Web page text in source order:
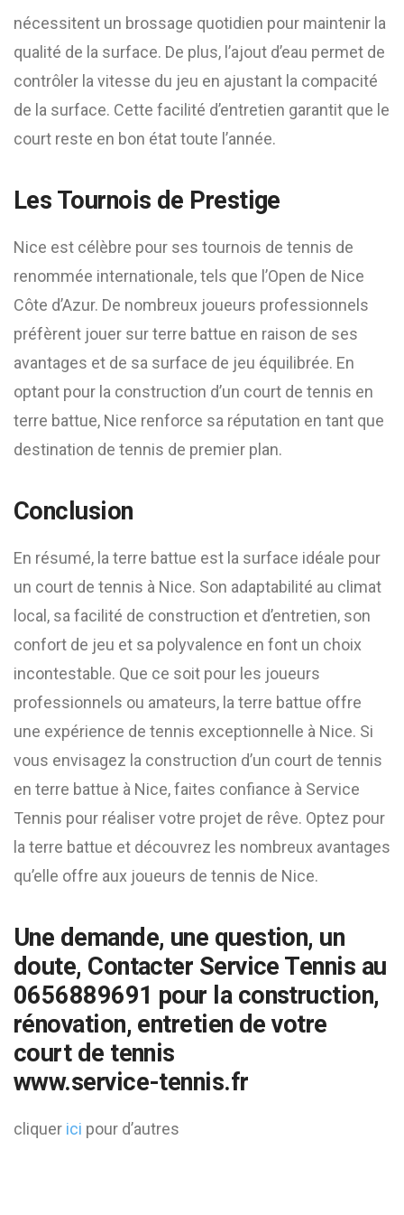
nécessitent un brossage quotidien pour maintenir la
qualité de la surface. De plus, l’ajout d’eau permet de
contrôler la vitesse du jeu en ajustant la compacité
de la surface. Cette facilité d’entretien garantit que le
court reste en bon état toute l’année.
Les Tournois de Prestige
Nice est célèbre pour ses tournois de tennis de
renommée internationale, tels que l’Open de Nice
Côte d’Azur. De nombreux joueurs professionnels
préfèrent jouer sur terre battue en raison de ses
avantages et de sa surface de jeu équilibrée. En
optant pour la construction d’un court de tennis en
terre battue, Nice renforce sa réputation en tant que
destination de tennis de premier plan.
Conclusion
En résumé, la terre battue est la surface idéale pour
un court de tennis à Nice. Son adaptabilité au climat
local, sa facilité de construction et d’entretien, son
confort de jeu et sa polyvalence en font un choix
incontestable. Que ce soit pour les joueurs
professionnels ou amateurs, la terre battue offre
une expérience de tennis exceptionnelle à Nice. Si
vous envisagez la construction d’un court de tennis
en terre battue à Nice, faites confiance à Service
Tennis pour réaliser votre projet de rêve. Optez pour
la terre battue et découvrez les nombreux avantages
qu’elle offre aux joueurs de tennis de Nice.
Une demande, une question, un
doute, Contacter Service Tennis au
0656889691 pour la construction,
rénovation, entretien de votre
court de tennis
www.service-tennis.fr
cliquer ici pour d’autres